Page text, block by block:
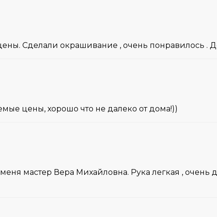
Сделали окрашивание , очень понравилось .
цены, хорошо что не далеко от дома!))
мастер Вера Михайловна. Рука легкая ,